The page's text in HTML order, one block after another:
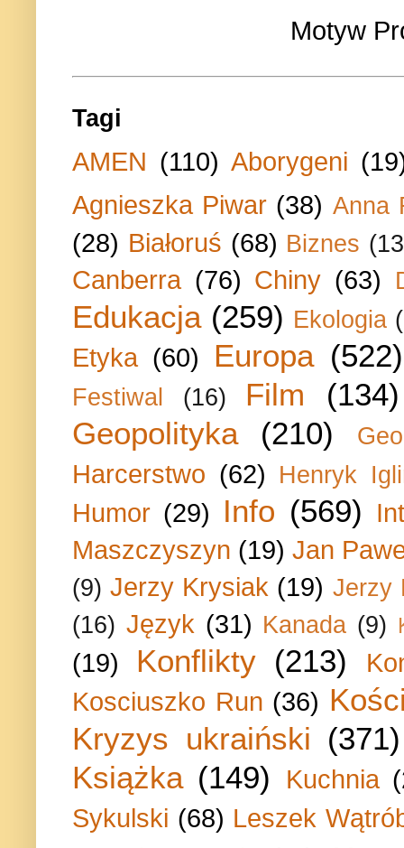
Motyw
Tagi
AMEN (110) Aborygeni
Agnieszka Piwar (38) Anna
(28) Białoruś (68) Biznes
Canberra (76) Chiny (63)
Edukacja (259) Ekologia
Etyka (60) Europa (522)
Festiwal (16) Film
(134)
Geopolityka
(210)
Harcerstwo (62) Henryk
Humor (29) Info (569)
Maszczyszyn (19) Jan
(9) Jerzy Krysiak (19) Jerzy
(16) Język (31) Kanada (9)
(19) Konflikty (213)
Kosciuszko Run (36)
Kryzys ukraiński (371)
Książka (149) Kuchnia
Sykulski (68) Leszek